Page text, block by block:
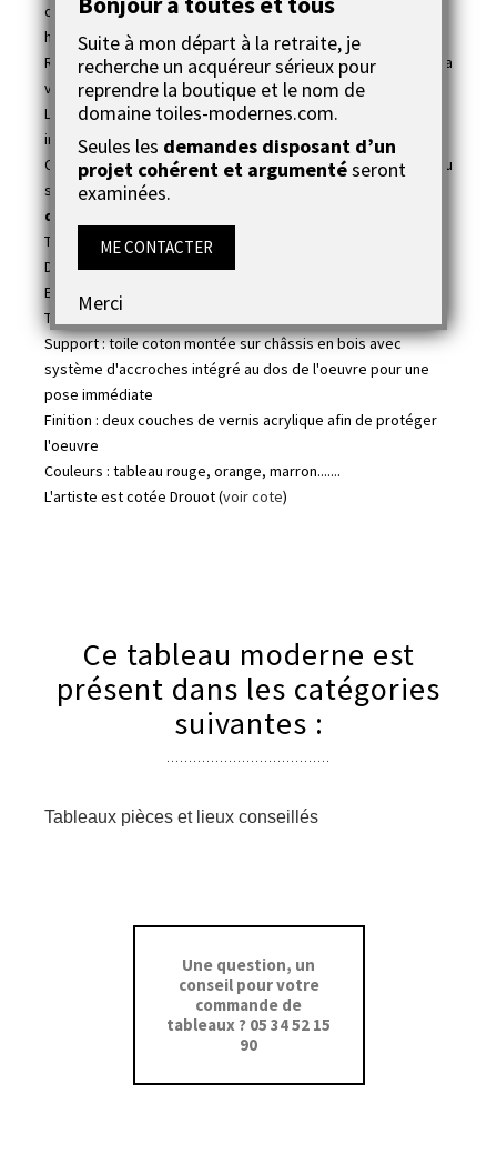
ou une salle mais aussi dans d'autres endroits de la
habitation.
Récréez les opposés avec cette oeuvre animée, elle égaiera
votre pièce à vivre ou de repos très facilement.
Le tableau est prêt à étendre avec le système de pose
installé au dos de la toile.
Cette peinture sur toile nous entraîne dans un monde inconnu
sousdes formes infiniement mêlées à la confrontation
de l'occasionnel.
Titre de l'oeuvre :Voiliers en mer
Dimensions : deux tableaux de 20x20cm chacun
Epaisseur : 3cm
Technique : tableau acrylique
Support : toile coton montée sur châssis en bois avec
système d'accroches intégré au dos de l'oeuvre pour une
pose immédiate
Finition : deux couches de vernis acrylique afin de protéger
l'oeuvre
Couleurs : tableau rouge, orange, marron.......
L'artiste est cotée Drouot (voir cote)
Ce tableau moderne est
présent dans les catégories
suivantes :
Tableaux pièces et lieux conseillés
Une question, un
conseil pour votre
commande de
tableaux ? 05 34 52 15
90
Suite à mon départ à la retraite, je
recherche un acquéreur sérieux pour
reprendre la boutique et le nom de
domaine toiles-modernes.com.
Seules les demandes disposant d’un
projet cohérent et argumentéseront
examinées.
ME CONTACTER
Merci